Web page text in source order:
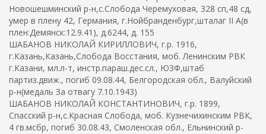
Новошешминский р-н,с.Слобода Черемуховая, 328 сп,48 сд,
умер в плену 42, Германия, г.Нойбранденбург,шталаг II A(в
плен:Демянск:12.9.41), д.6244, д. 155
ШАБАНОВ НИКОЛАЙ КИРИЛЛОВИЧ, г.р. 1916,
г.Казань,Казань,Слобода Восстания, моб. Ленинским РВК
г.Казани, мл.л-т, инстр.параш.дес.сл., ЮЗФ,штаб
партиз.движ., погиб 09.08.44, Белгородская обл., Валуйский
р-н(медаль За отвагу 7.10.1943)
ШАБАНОВ НИКОЛАЙ КОНСТАНТИНОВИЧ, г.р. 1899,
Спасский р-н,с.Красная Слобода, моб. Кузнечихинским РВК,
4 гв.мсбр, погиб 30.08.43, Смоленская обл., Ельнинский р-